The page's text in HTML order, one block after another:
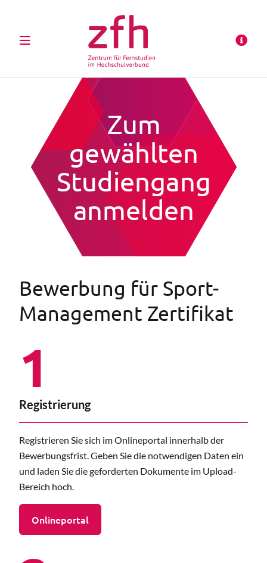
Bewerbung für Sport-
Management Zertifikat
1
Registrierung
Registrieren Sie sich im Onlineportal innerhalb der
Bewerbungsfrist. Geben Sie die notwendigen Daten ein
und laden Sie die geforderten Dokumente im Upload-
Bereich hoch.
Onlineportal